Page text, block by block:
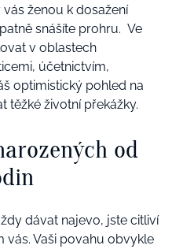
ženou k dosažení
snášíte prohru. Ve
v oblastech
účetnictvím,
optimistický pohled na
těžké životní překážky.
od
dávat najevo, jste citliví
vás. Vaši povahu obvykle